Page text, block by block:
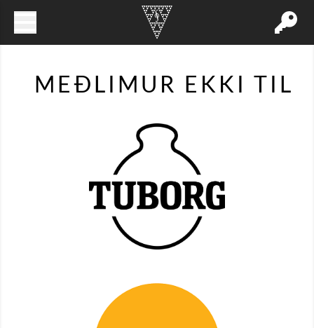
MEÐLIMUR EKKI TIL